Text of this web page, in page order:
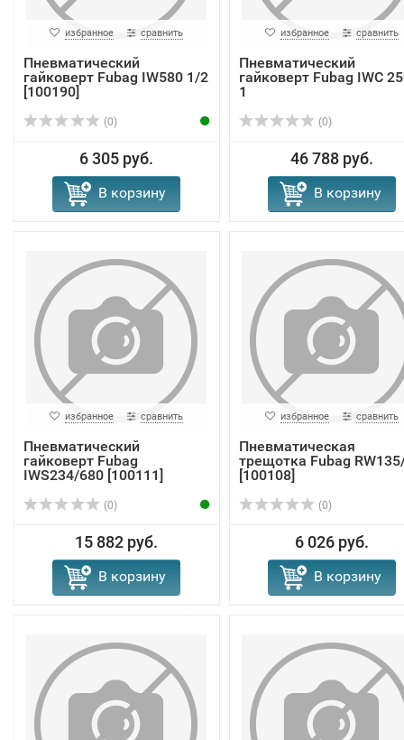
избранное сравнить
Пневматический
гайковерт Fubag IW580 1/2
[100190]
(0)
6 305 руб.
В корзину
избранное сравнить
Пневматический
гайковерт Fubag IWC
1
(0)
46 788 руб.
В корзину
избранное сравнить
Пневматический
гайковерт Fubag
IWS234/680 [100111]
(0)
15 882 руб.
В корзину
избранное сравнить
Пневматическая
трещотка Fubag
[100108]
(0)
6 026 руб.
В корзину